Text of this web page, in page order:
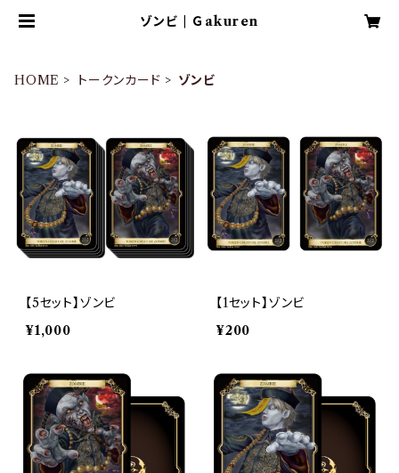
ゾンビ | Ｇakuren
HOME トークンカード ゾンビ
【5セット】ゾンビ
¥1,000
【1セット】ゾンビ
¥200